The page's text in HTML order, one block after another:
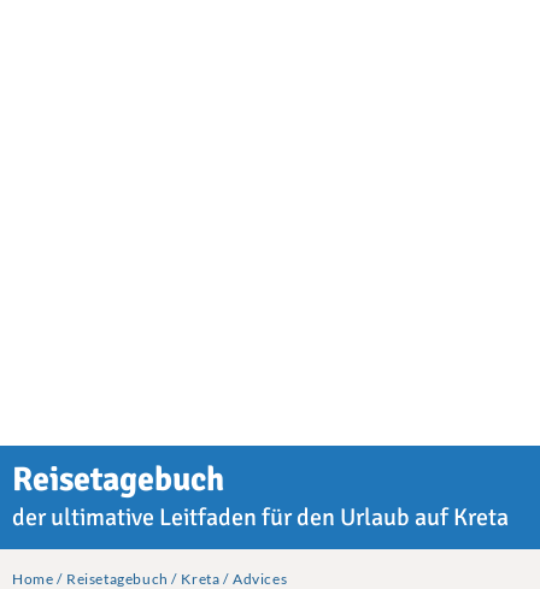
Reisetagebuch
der ultimative Leitfaden für den Urlaub auf Kreta
Home Reisetagebuch Kreta Advices